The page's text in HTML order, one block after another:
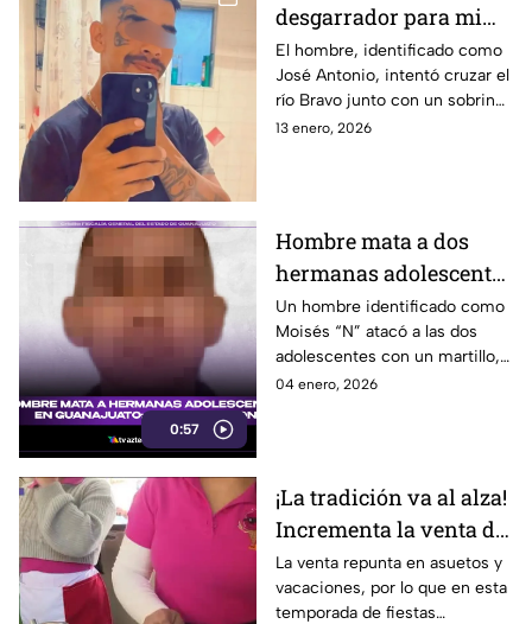
desgarrador para mi
familia":
Guanajuatense muere
ahogado al intentar
cruzar el río Bravo
El hombre, identificado como
José Antonio, intentó cruzar el
río Bravo junto con un sobrino,
pero fue arrastrado por la
13 enero, 2026
0:57
Hombre mata a dos
hermanas adolescentes
en Guanajuato; ya lo
condenaron a cadena
perpetua
Un hombre identificado como
Moisés “N” atacó a las dos
adolescentes con un martillo,
un machete y un cuchillo,
04 enero, 2026
¡La tradición va al alza!
Incrementa la venta de
nieves en Dolores
Hidalgo
La venta repunta en asuetos y
vacaciones, por lo que en esta
temporada de fiestas